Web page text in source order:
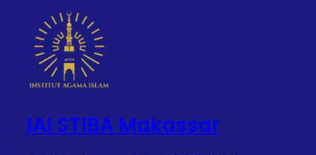
IAI STIBA Makassar